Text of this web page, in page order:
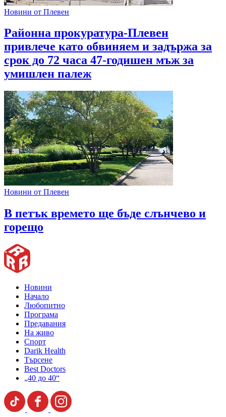
Новини от Плевен
Районна прокуратура-Плевен
привлече като обвиняем и задържа за
срок до 72 часа 47-годишен мъж за
умишлен палеж
Новини от Плевен
В петък времето ще бъде слънчево и
горещо
Новини
Начало
Любопитно
Програма
Предавания
На живо
Спорт
Darik Health
Търсене
Best Doctors
„40 до 40“